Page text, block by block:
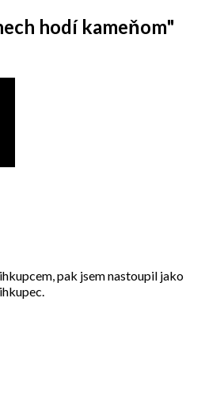
hodí kameňom"
pak jsem nastoupil jako